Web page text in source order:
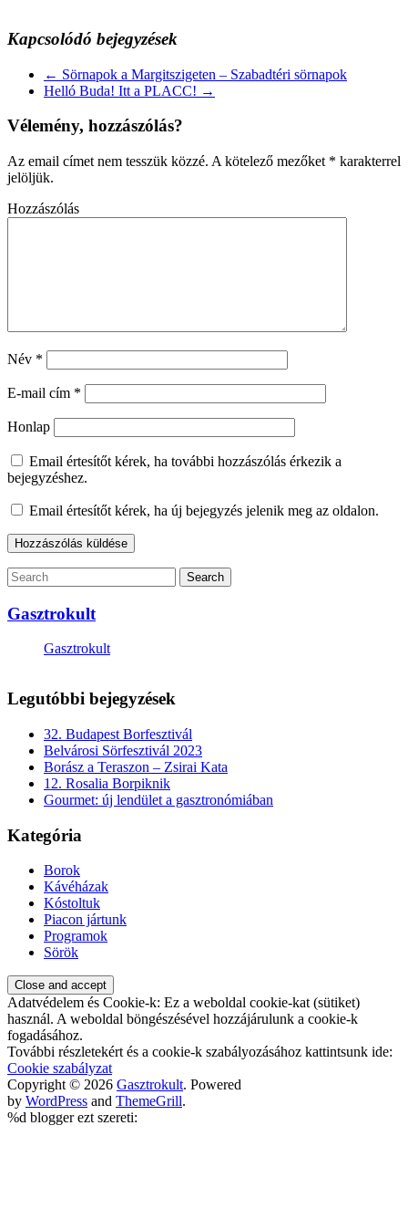
Kapcsolódó bejegyzések
← Sörnapok a Margitszigeten – Szabadtéri sörnapok
Helló Buda! Itt a PLACC! →
Vélemény, hozzászólás?
Az email címet nem tesszük közzé. A kötelező mezőket * karakterrel
jelöljük.
Hozzászólás
Név *
E-mail cím *
Honlap
Email értesítőt kérek, ha további hozzászólás érkezik a
bejegyzéshez.
Email értesítőt kérek, ha új bejegyzés jelenik meg az oldalon.
Gasztrokult
Gasztrokult
Legutóbbi bejegyzések
32. Budapest Borfesztivál
Belvárosi Sörfesztivál 2023
Borász a Teraszon – Zsirai Kata
12. Rosalia Borpiknik
Gourmet: új lendület a gasztronómiában
Kategória
Borok
Kávéházak
Kóstoltuk
Piacon jártunk
Programok
Sörök
Adatvédelem és Cookie-k: Ez a weboldal cookie-kat (sütiket)
használ. A weboldal böngészésével hozzájárulunk a cookie-k
fogadásához.
További részletekért és a cookie-k szabályozásához kattintsunk ide:
Cookie szabályzat
Copyright © 2026 Gasztrokult. Powered
by WordPress and ThemeGrill.
%d blogger ezt szereti: